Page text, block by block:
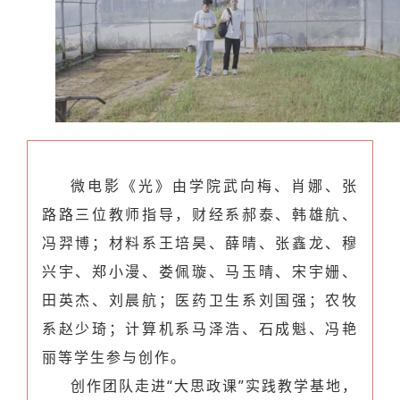
微电影《光》由学院武向梅、肖娜、张
路路三位教师指导，财经系郝泰、韩雄航、
冯羿博； 材料系王培昊、薛晴、张鑫龙、穆
兴宇、郑小漫、娄佩璇、马玉晴、宋宇姗、
田英杰、刘晨航； 医药卫生系刘国强； 农牧
系赵少琦； 计算机系马泽浩、石成魁、冯艳
丽等学生参与创作。
创作团队走进“大思政课”实践教学基地，